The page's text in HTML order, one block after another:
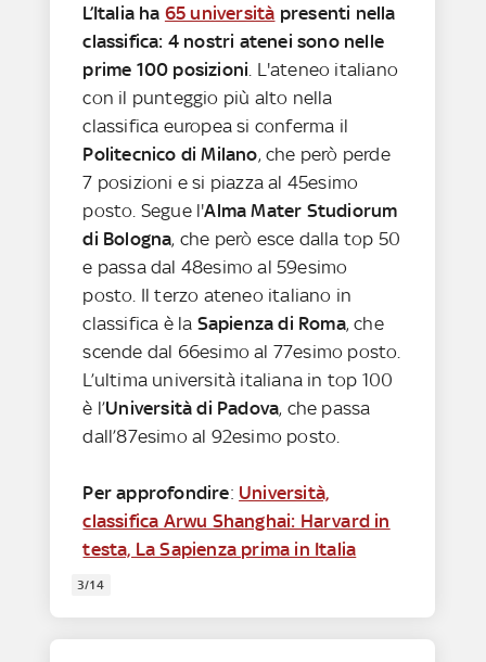
L’Italia ha 65 università presenti nella
classifica: 4 nostri atenei sono nelle
prime 100 posizioni . L'ateneo italiano
con il punteggio più alto nella
classifica europea si conferma il
Politecnico di Milano, che però perde
7 posizioni e si piazza al 45esimo
posto. Segue l'Alma Mater Studiorum
di Bologna, che però esce dalla top 50
e passa dal 48esimo al 59esimo
posto. Il terzo ateneo italiano in
classifica è la Sapienza di Roma, che
scende dal 66esimo al 77esimo posto.
L’ultima università italiana in top 100
è l’Università di Padova, che passa
dall’87esimo al 92esimo posto.
Per approfondire: Università,
classifica Arwu Shanghai: Harvard in
testa, La Sapienza prima in Italia
3/14